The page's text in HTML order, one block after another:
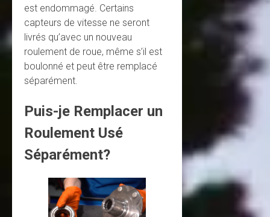
est endommagé. Certains
capteurs de vitesse ne seront
livrés qu’avec un nouveau
roulement de roue, même s’il est
boulonné et peut être remplacé
séparément.
Puis-je Remplacer un
Roulement Usé
Séparément?